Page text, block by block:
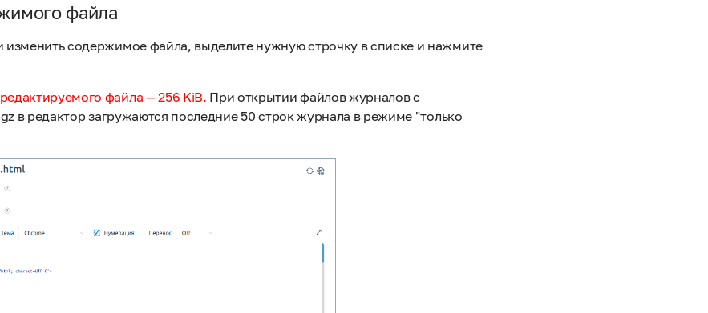
файла
изменить содержимое файла, выделите нужную строчку в списке и нажмите
файла — 256 KiB. При открытии файлов журналов с
в редактор загружаются последние 50 строк журнала в режиме "только